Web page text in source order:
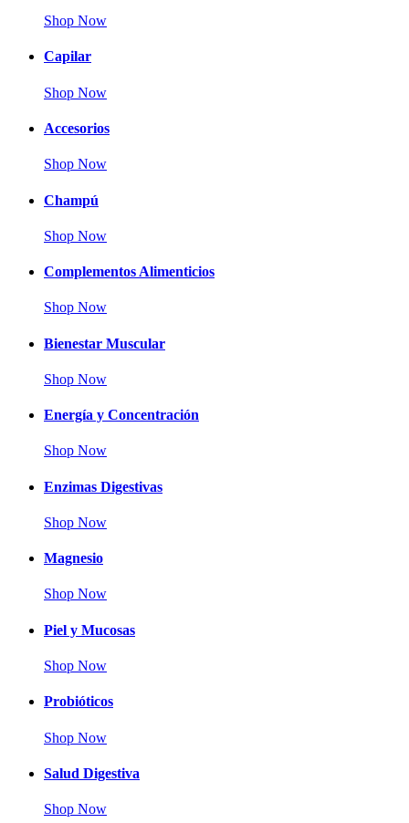
Shop Now
Capilar
Shop Now
Accesorios
Shop Now
Champú
Shop Now
Complementos Alimenticios
Shop Now
Bienestar Muscular
Shop Now
Energía y Concentración
Shop Now
Enzimas Digestivas
Shop Now
Magnesio
Shop Now
Piel y Mucosas
Shop Now
Probióticos
Shop Now
Salud Digestiva
Shop Now